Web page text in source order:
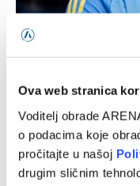
Ova web stranica
Voditelj obrade
o podacima koje
pročitajte u našoj
drugim sličnim
Nakon
pojačanje i oborio
07/08/2026